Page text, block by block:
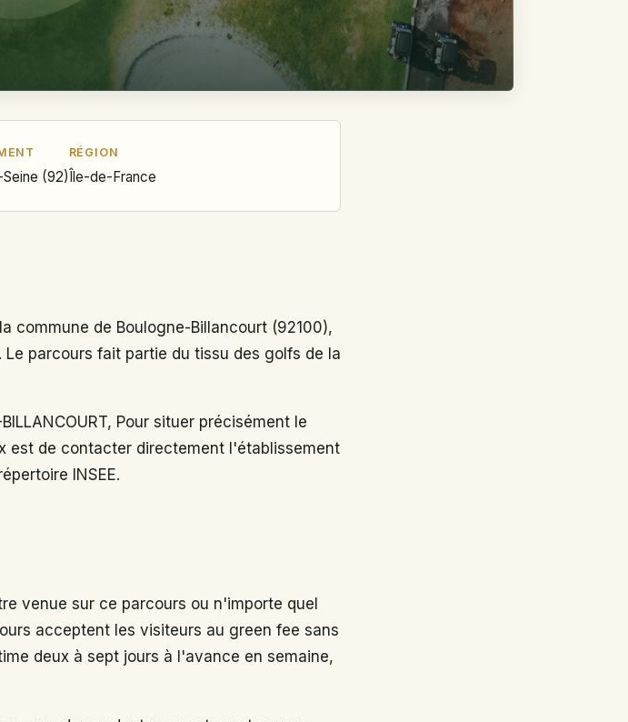
(92)
RÉGION
Île-de-France
commune de Boulogne-Billancourt (92100),
parcours fait partie du tissu des golfs de la
Pour situer précisément le
est de contacter directement l'établissement
INSEE.
venue sur ce parcours ou n'importe quel
acceptent les visiteurs au green fee sans
deux à sept jours à l'avance en semaine,